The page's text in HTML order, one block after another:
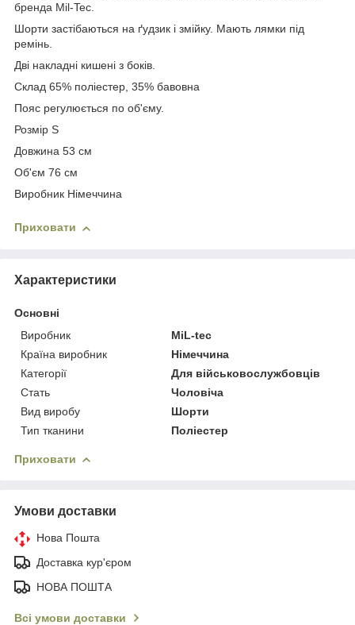
бренда Mil-Tec.
Шорти застібаються на ґудзик і змійку. Мають лямки під
ремінь.
Дві накладні кишені з боків.
Склад 65% поліестер, 35% бавовна
Пояс регулюється по об'єму.
Розмір S
Довжина 53 см
Об'єм 76 см
Виробник Німеччина
Приховати
Характеристики
Основні
Виробник
MiL-tec
Країна виробник
Німеччина
Категорії
Для військовослужбовців
Стать
Чоловіча
Вид виробу
Шорти
Тип тканини
Поліестер
Приховати
Умови доставки
Нова Пошта
Доставка кур'єром
НОВА ПОШТА
Всі умови доставки